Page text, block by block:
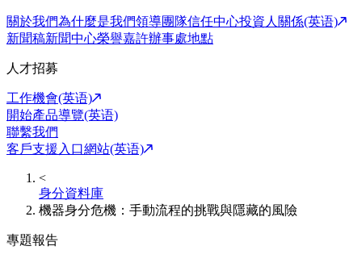
關於我們為什麼是我們領導團隊信任中心投資人關係(英语)
新聞稿新聞中心榮譽嘉許辦事處地點
人才招募
工作機會(英语)
開始產品導覽(英语)
聯繫我們
客戶支援入口網站(英语)
<
身分資料庫
機器身分危機：手動流程的挑戰與隱藏的風險
專題報告